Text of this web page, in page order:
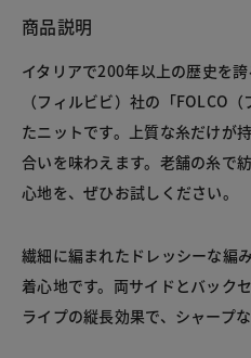
商品説明
イタリアで200年以上の歴史を
（フィルビビ）社の「FOLCO
たニットです。上質な糸だけが
合いを味わえます。老舗の糸で
心地を、ぜひお試しください。
繊細に編まれたドレッシーな編
着心地です。両サイドとバック
ライプの縦長効果で、シャープ